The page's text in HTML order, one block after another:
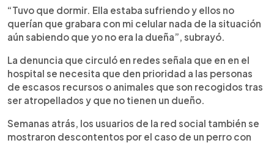
“Tuvo que dormir. Ella estaba sufriendo y ellos no
querían que grabara con mi celular nada de la situación
aún sabiendo que yo no era la dueña”, subrayó.
La denuncia que circuló en redes señala que en en el
hospital se necesita que den prioridad a las personas
de escasos recursos o animales que son recogidos tras
ser atropellados y que no tienen un dueño.
Semanas atrás, los usuarios de la red social también se
mostraron descontentos por el caso de un perro con